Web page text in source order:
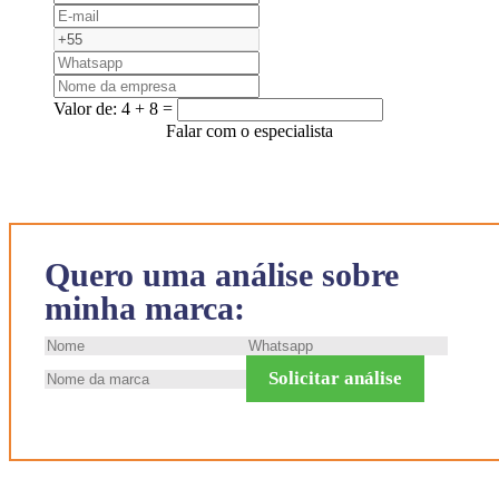
Quero uma análise sobre
minha marca:
Solicitar análise
Valor de: 4 + 8 =
Falar com o especialista